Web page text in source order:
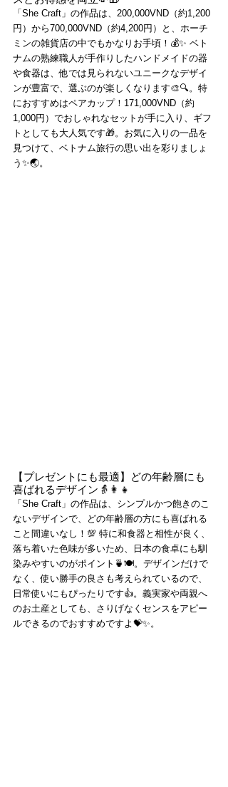
「She Craft」の作品は、200,000VND（約1,200
円）から700,000VND（約4,200円）と、ホーチ
ミンの雑貨店の中でもかなりお手頃！💰✨ ベト
ナムの熟練職人が手作りしたハンドメイドの器
や食器は、他では見られないユニークなデザイ
ンが豊富で、選ぶのが楽しくなります🎨🔍。特
におすすめはペアカップ！171,000VND（約
1,000円）でおしゃれなセットが手に入り、ギフ
トとしても大人気です🎁。お気に入りの一品を
見つけて、ベトナム旅行の思い出を彩りましょ
う✨🌏。
【プレゼントにも最適】どの年齢層にも
喜ばれるデザイン👵👩👧
「She Craft」の作品は、シンプルかつ飽きのこ
ないデザインで、どの年齢層の方にも喜ばれる
こと間違いなし！💯 特に和食器と相性が良く、
落ち着いた色味が多いため、日本の食卓にも馴
染みやすいのがポイント🍵🍽️。デザインだけで
なく、使い勝手の良さも考えられているので、
日常使いにもぴったりです👍。義実家や両親へ
のお土産としても、さりげなくセンスをアピー
ルできるのでおすすめですよ💝✨。